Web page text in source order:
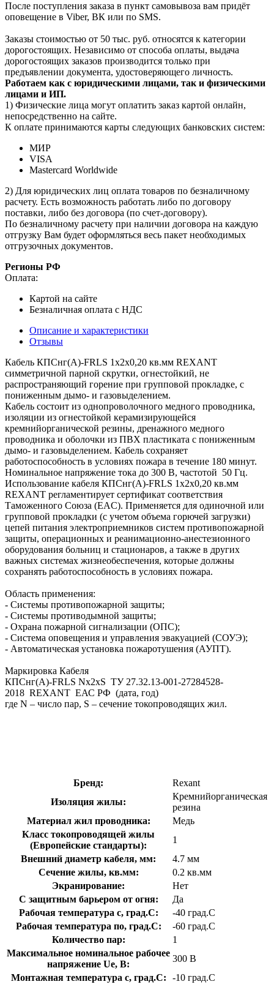
После поступления заказа в пункт самовывоза вам придёт
оповещение в Viber, ВК или по SMS.
Заказы стоимостью от 50 тыс. руб. относятся к категории
дорогостоящих. Независимо от способа оплаты, выдача
дорогостоящих заказов производится только при
предъявлении документа, удостоверяющего личность.
Работаем как с юридическими лицами, так и физическими
лицами и ИП.
1) Физические лица могут оплатить заказ картой онлайн,
непосредственно на сайте.
К оплате принимаются карты следующих банковских систем:
МИР
VISA
Mastercard Worldwide
2) Для юридических лиц оплата товаров по безналичному
расчету. Есть возможность работать либо по договору
поставки, либо без договора (по счет-договору).
По безналичному расчету при наличии договора на каждую
отгрузку Вам будет оформляться весь пакет необходимых
отгрузочных документов.
Регионы РФ
Оплата:
Картой на сайте
Безналичная оплата с НДС
Описание и характеристики
Отзывы
Кабель КПСнг(А)-FRLS 1x2x0,20 кв.мм REXANT
симметричной парной скрутки, огнестойкий, не
распространяющий горение при групповой прокладке, с
пониженным дымо- и газовыделением.
Кабель состоит из однопроволочного медного проводника,
изоляции из огнестойкой керамизирующейся
кремнийорганической резины, дренажного медного
проводника и оболочки из ПВХ пластиката с пониженным
дымо- и газовыделением. Кабель сохраняет
работоспособность в условиях пожара в течение 180 минут.
Номинальное напряжение тока до 300 В, частотой 50 Гц.
Использование кабеля КПСнг(А)-FRLS 1x2x0,20 кв.мм
REXANT регламентирует сертификат соответствия
Таможенного Союза (EAC). Применяется для одиночной или
групповой прокладки (с учетом объема горючей загрузки)
цепей питания электроприемников систем противопожарной
защиты, операционных и реанимационно-анестезионного
оборудования больниц и стационаров, а также в других
важных системах жизнеобеспечения, которые должны
сохранять работоспособность в условиях пожара.
Область применения:
- Системы противопожарной защиты;
- Системы противодымной защиты;
- Охрана пожарной сигнализации (ОПС);
- Система оповещения и управления эвакуацией (СОУЭ);
- Автоматическая установка пожаротушения (АУПТ).
Маркировка Кабеля
КПСнг(А)-FRLS Nх2хS ТУ 27.32.13-001-27284528-
2018 REXANT ЕАС РФ (дата, год)
где N – число пар, S – cечение токопроводящих жил.
Бренд:
Rexant
Изоляция жилы:
Кремнийорганическая
резина
Материал жил проводника:
Медь
Класс токопроводящей жилы
(Европейские стандарты):
1
Внешний диаметр кабеля, мм:
4.7 мм
Сечение жилы, кв.мм:
0.2 кв.мм
Экранирование:
Нет
С защитным барьером от огня:
Да
Рабочая температура с, град.C:
-40 град.C
Рабочая температура по, град.C:
-60 град.C
Количество пар:
1
Максимальное номинальное рабочее
напряжение Ue, В:
300 В
Монтажная температура с, град.C:
-10 град.C